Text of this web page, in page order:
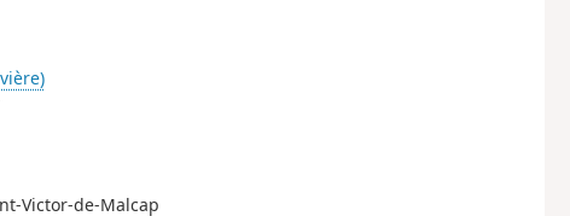
Victor-de-Malcap